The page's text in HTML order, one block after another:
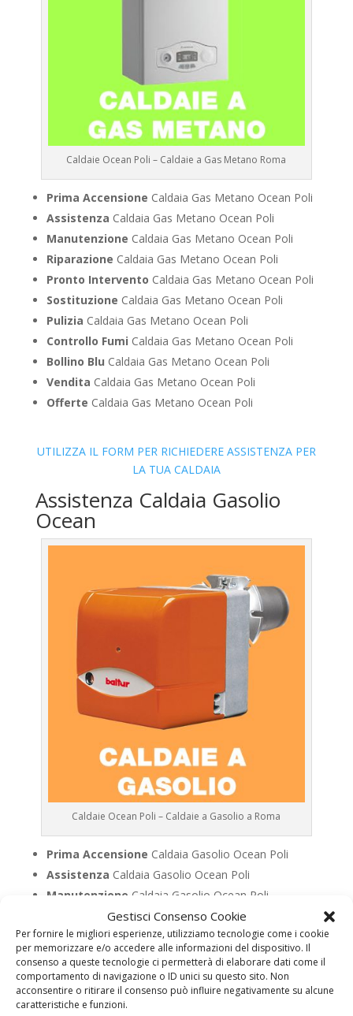
Gestisci Consenso Cookie
Per fornire le migliori esperienze, utilizziamo tecnologie come i cookie
per memorizzare e/o accedere alle informazioni del dispositivo. Il
consenso a queste tecnologie ci permetterà di elaborare dati come il
comportamento di navigazione o ID unici su questo sito. Non
acconsentire o ritirare il consenso può influire negativamente su alcune
caratteristiche e funzioni.
Caldaie Ocean Poli – Caldaie a Gas Metano Roma
Prima Accensione Caldaia Gas Metano Ocean Poli
Assistenza Caldaia Gas Metano Ocean Poli
Manutenzione Caldaia Gas Metano Ocean Poli
Riparazione Caldaia Gas Metano Ocean Poli
Pronto Intervento Caldaia Gas Metano Ocean Poli
Sostituzione Caldaia Gas Metano Ocean Poli
Pulizia Caldaia Gas Metano Ocean Poli
Controllo Fumi Caldaia Gas Metano Ocean Poli
Bollino Blu Caldaia Gas Metano Ocean Poli
Vendita Caldaia Gas Metano Ocean Poli
Offerte Caldaia Gas Metano Ocean Poli
UTILIZZA IL FORM PER RICHIEDERE ASSISTENZA PER
LA TUA CALDAIA
Assistenza Caldaia Gasolio
Ocean
Caldaie Ocean Poli – Caldaie a Gasolio a Roma
Prima Accensione Caldaia Gasolio Ocean Poli
Assistenza Caldaia Gasolio Ocean Poli
Manutenzione Caldaia Gasolio Ocean Poli
RiparazioneCaldaia Gasolio Ocean Poli
Pronto InterventoCaldaia Gasolio Ocean Poli
SostituzioneCaldaia Gasolio Ocean Poli
PuliziaCaldaia Gasolio Ocean Poli
Controllo FumiCaldaia Gasolio Ocean Poli